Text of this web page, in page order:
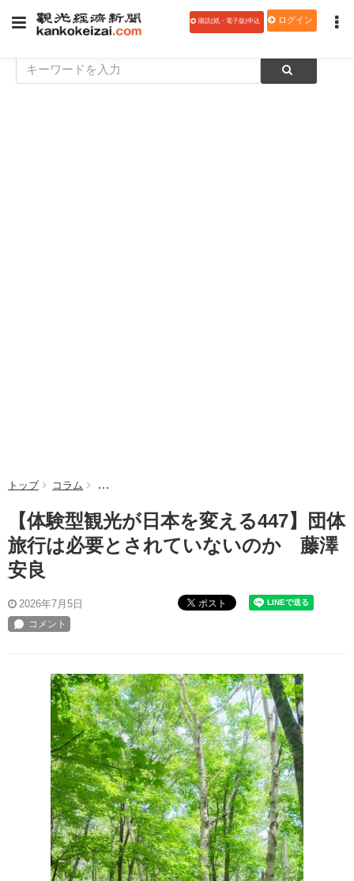
購読(紙・電子版)申込 ログイン
トップ コラム 【体験型観光が日本を変える447】団体旅行は必要と
【体験型観光が日本を変える447】団体
旅行は必要とされていないのか 藤澤
安良
2026年7月5日 ポスト